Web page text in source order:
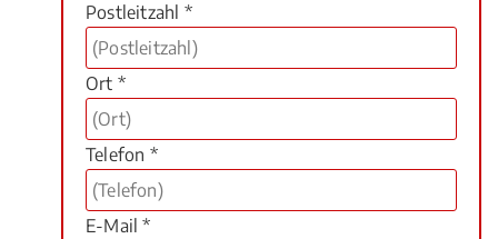
Postleitzahl *
Ort *
Telefon *
E-Mail *